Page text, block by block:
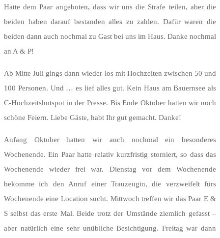
Hatte dem Paar angeboten, dass wir uns die Strafe teilen, aber die
beiden haben darauf bestanden alles zu zahlen. Dafür waren die
beiden dann auch nochmal zu Gast bei uns im Haus. Danke nochmal
an A & P!
Ab Mitte Juli gings dann wieder los mit Hochzeiten zwischen 50 und
100 Personen. Und … es lief alles gut. Kein Haus am Bauernsee als
C-Hochzeitshotspot in der Presse. Bis Ende Oktober hatten wir noch
schöne Feiern. Liebe Gäste, habt Ihr gut gemacht. Danke!
Anfang Oktober hatten wir auch nochmal ein besonderes
Wochenende. Ein Paar hatte relativ kurzfristig storniert, so dass das
Wochenende wieder frei war. Dienstag vor dem Wochenende
bekomme ich den Anruf einer Trauzeugin, die verzweifelt fürs
Wochenende eine Location sucht. Mittwoch treffen wir das Paar E &
S selbst das erste Mal. Beide trotz der Umstände ziemlich gefasst –
aber natürlich eine sehr unübliche Besichtigung. Freitag war dann